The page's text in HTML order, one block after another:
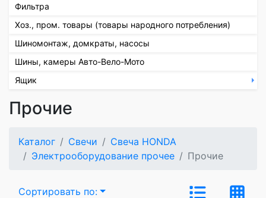
Фильтра
Хоз., пром. товары (товары народного потребления)
Шиномонтаж, домкраты, насосы
Шины, камеры Авто-Вело-Мото
Ящик
Прочие
Каталог Свечи
Свеча HONDA
Электрооборудование прочее
Прочие
Сортировать по: